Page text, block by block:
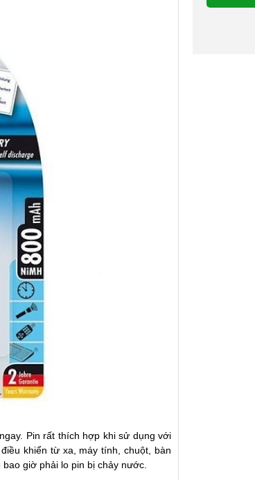
Pin rất thích hợp khi sử dụng với
khiển từ xa, máy tính, chuột, bàn
giờ phải lo pin bị chảy nước.